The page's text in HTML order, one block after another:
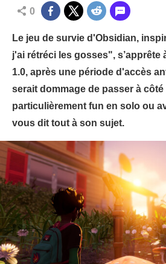
0
Le jeu de survie d'Obsidian,
j'ai rétréci les gosses", s’apprête
1.0, après une période d'accès
serait dommage de passer à
particulièrement fun en solo ou
vous dit tout à son sujet.